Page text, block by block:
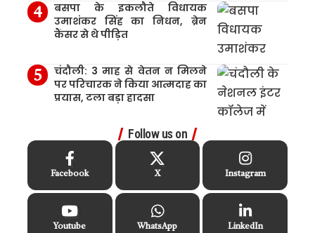
बसपा के इकलौते विधायक
उमाशंकर सिंह का निधन, ब्रेन
कैंसर से थे पीड़ित
चंदौली: 3 माह से वेतन न मिलने
पर परिचारक ने किया आत्मदाह का
प्रयास, टला बड़ा हादसा
Follow us on
Facebook X Instagram
Youtube WhatsApp LinkedIn